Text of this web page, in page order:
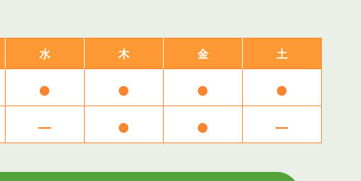
水 木 金 土
● ● ● ●
– ● ● –